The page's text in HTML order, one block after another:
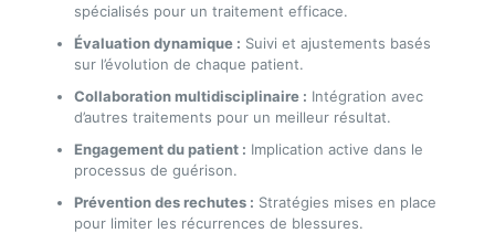
spécialisés pour un traitement efficace.
Évaluation dynamique : Suivi et ajustements basés
sur l’évolution de chaque patient.
Collaboration multidisciplinaire : Intégration avec
d’autres traitements pour un meilleur résultat.
Engagement du patient : Implication active dans le
processus de guérison.
Prévention des rechutes : Stratégies mises en place
pour limiter les récurrences de blessures.